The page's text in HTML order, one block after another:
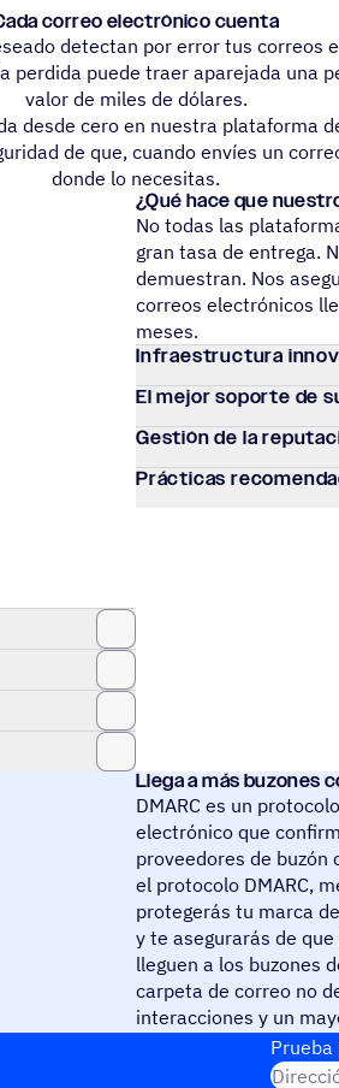
correo electrónico cuenta
detectan por error tus correos
perdida puede traer aparejada una
valor de miles de dólares.
desde cero en nuestra plataforma
de que, cuando envíes un
donde lo necesitas.
¿Qué hace que
No todas las
gran tasa de entrega.
demuestran. Nos
correos electrónicos
meses.
Infra­es­truc­tura
El mejor soporte de
Gestión de la
Prác­ti­cas
Llega a más buzones
DMARC es un
electrónico que
proveedores de buzón
el protocolo DMARC,
protegerás tu marca
y te asegurarás de
lleguen a los buzones
carpeta de correo no
interacciones y un